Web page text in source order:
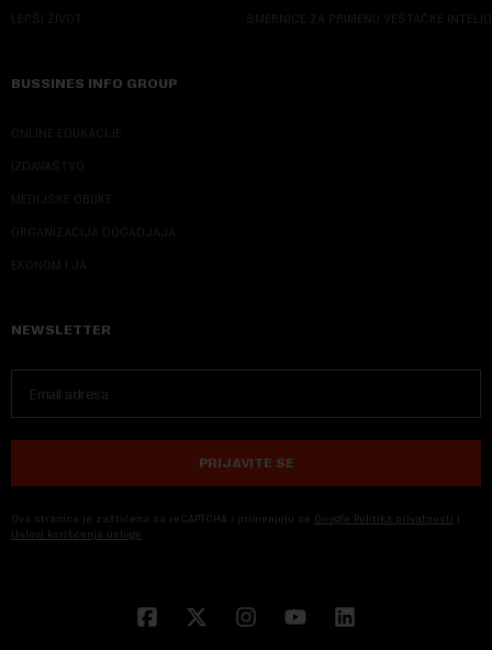
LEPŠI ŽIVOT SMERNICE ZA PRIMENU VEŠTAČKE
BUSSINES INFO GROUP
ONLINE EDUKACIJE
IZDAVAŠTVO
MEDIJSKE OBUKE
ORGANIZACIJA DOGADJAJA
EKONOM I JA
NEWSLETTER
PRIJAVITE SE
Ova stranica je zaštićena sa reCAPTCHA i primenjuju se Google Politika privatnosti i
Uslovi korišćenja usluge